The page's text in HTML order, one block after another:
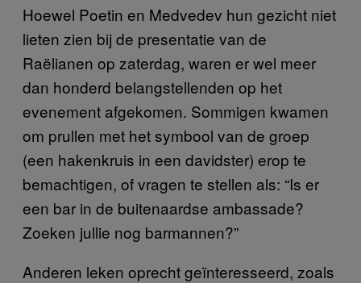
Hoewel Poetin en Medvedev hun gezicht niet
lieten zien bij de presentatie van de
Raëlianen op zaterdag, waren er wel meer
dan honderd belangstellenden op het
evenement afgekomen. Sommigen kwamen
om prullen met het symbool van de groep
(een hakenkruis in een davidster) erop te
bemachtigen, of vragen te stellen als: “Is er
een bar in de buitenaardse ambassade?
Zoeken jullie nog barmannen?”
Anderen leken oprecht geïnteresseerd, zoals